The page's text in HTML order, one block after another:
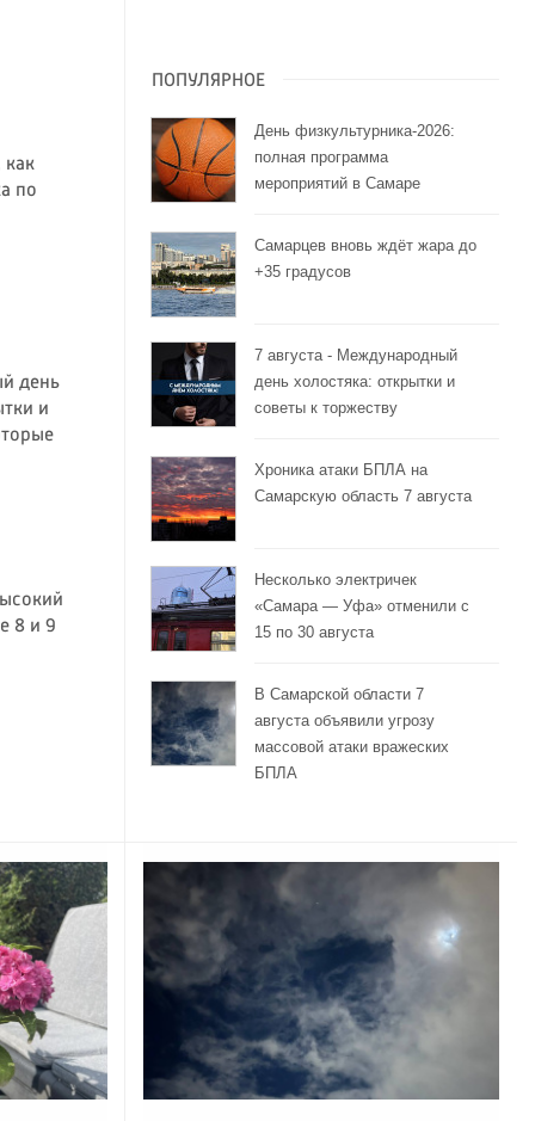
как
по
день
и
8 и 9
ПОПУЛЯРНОЕ
День физкультурника-2026:
полная программа
мероприятий в Самаре
Самарцев вновь ждёт жара до
+35 градусов
7 августа - Международный
день холостяка: открытки и
советы к торжеству
Хроника атаки БПЛА на
Самарскую область 7 августа
Несколько электричек
«Самара — Уфа» отменили с
15 по 30 августа
В Самарской области 7
августа объявили угрозу
массовой атаки вражеских
БПЛА